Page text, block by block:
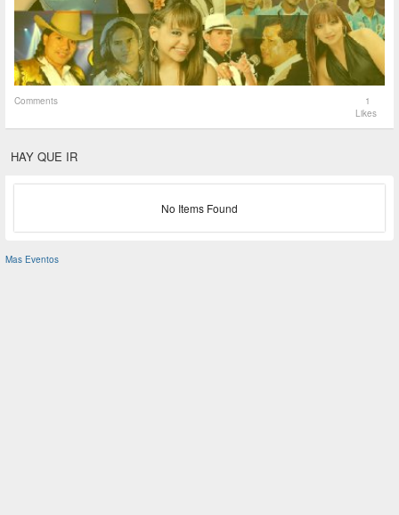
Comments
1
Likes
HAY QUE IR
No Items Found
Mas Eventos